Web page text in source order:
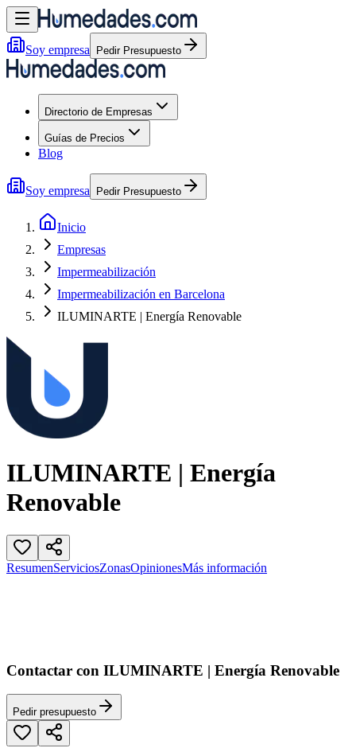
Soy empresa Pedir Presupuesto
Directorio de Empresas
Guías de Precios
Blog
Soy empresa Pedir Presupuesto
Inicio
Empresas
Impermeabilización
Impermeabilización en Barcelona
ILUMINARTE | Energía Renovable
ILUMINARTE | Energía
Renovable
ResumenServiciosZonasOpinionesMás información
Contactar con ILUMINARTE | Energía Renovable
Pedir presupuesto